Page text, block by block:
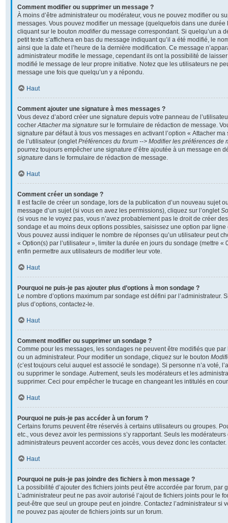
Comment modifier ou supprimer un message ?
À moins d’être administrateur ou modérateur, vous ne pouvez modifier ou
messages. Vous pouvez modifier un message (quelquefois dans une
cliquant sur le bouton modifierdu message correspondant. Si quelqu’un a
petit texte s’affichera en bas du message indiquant qu’il a été modifié, le
ainsi que la date et l’heure de la dernière modification. Ce message
administrateur modifie le message, cependant ils ont la possibilité de
modifié le message de leur propre initiative. Notez que les utilisateurs ne
message une fois que quelqu’un y a répondu.
Haut
Comment ajouter une signature à mes messages ?
Vous devez d’abord créer une signature depuis votre panneau de
cocherAttacher ma signature sur le formulaire de rédaction de message.
signature par défaut à tous vos messages en activant l’option « Attacher
de l’utilisateur (ongletPréférences du forum --> Modifier les préférences de
pourrez toujours empêcher une signature d’être ajoutée à un message en
signature dans le formulaire de rédaction de message.
Haut
Comment créer un sondage ?
Il est facile de créer un sondage, lors de la publication d’un nouveau sujet
message d’un sujet (si vous en avez les permissions), cliquez sur l’onglet
(si vous ne le voyez pas, vous n’avez probablement pas le droit de créer
sondage et au moins deux options possibles, saisissez une option par
Vous pouvez aussi indiquer le nombre de réponses qu’un utilisateur peut
« Option(s) par l’utilisateur », limiter la durée en jours du sondage (mettre «
enfin permettre aux utilisateurs de modifier leur vote.
Haut
Pourquoi ne puis-je pas ajouter plus d’options à mon sondage ?
Le nombre d’options maximum par sondage est défini par l’administrateur.
plus d’options, contactez-le.
Haut
Comment modifier ou supprimer un sondage ?
Comme pour les messages, les sondages ne peuvent être modifiés que
ou un administrateur. Pour modifier un sondage, cliquez sur le bouton
(c’est toujours celui auquel est associé le sondage). Si personne n’a voté,
ou supprimer le sondage. Autrement, seuls les modérateurs et les
supprimer. Ceci pour empêcher le trucage en changeant les intitulés en
Haut
Pourquoi ne puis-je pas accéder à un forum ?
Certains forums peuvent être réservés à certains utilisateurs ou groupes.
etc., vous devez avoir les permissions s’y rapportant. Seuls les
administrateurs peuvent accorder ces accès, vous devez donc les contacter.
Haut
Pourquoi ne puis-je pas joindre des fichiers à mon message ?
La possibilité d’ajouter des fichiers joints peut être accordée par forum, par
L’administrateur peut ne pas avoir autorisé l’ajout de fichiers joints pour le
peut-être que seul un groupe peut en joindre. Contactez l’administrateur si
ne pouvez pas ajouter de fichiers joints sur un forum.